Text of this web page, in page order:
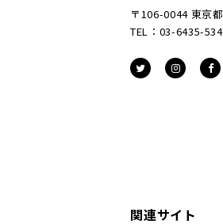
〒106-0044 東京
TEL：03-6435-
関連サイト